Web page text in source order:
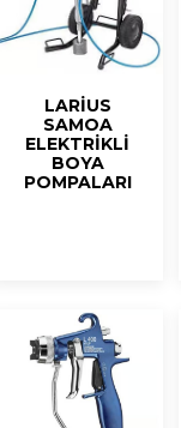
LARİUS
SAMOA
ELEKTRİKLİ
BOYA
POMPALARI